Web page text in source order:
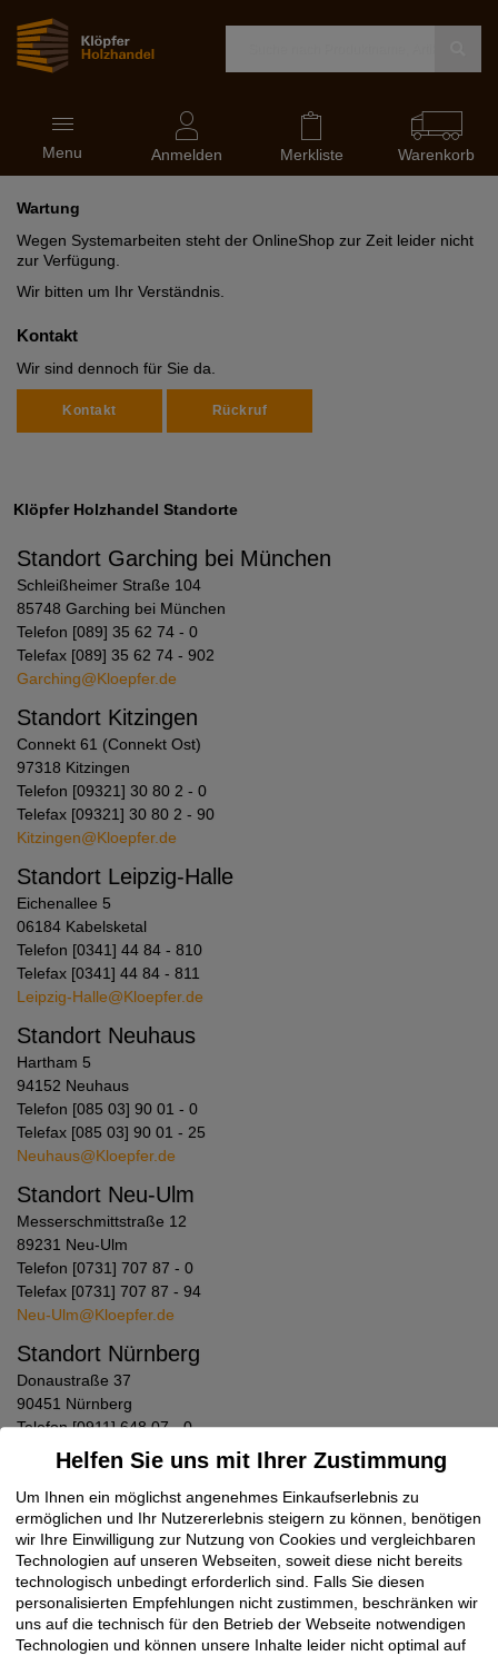
Navigation
ein-
und
Menu Anmelden Merkliste Warenkorb
Wartung
Wegen Systemarbeiten steht der OnlineShop zur Zeit leider nicht
zur Verfügung.
Wir bitten um Ihr Verständnis.
Kontakt
Wir sind dennoch für Sie da.
Kontakt Rückruf
Klöpfer Holzhandel Standorte
Standort Garching bei München
Schleißheimer Straße 104
85748 Garching bei München
Telefon [089] 35 62 74 - 0
Telefax [089] 35 62 74 - 902
Garching@Kloepfer.de
Standort Kitzingen
Connekt 61 (Connekt Ost)
97318 Kitzingen
Telefon [09321] 30 80 2 - 0
Telefax [09321] 30 80 2 - 90
Kitzingen@Kloepfer.de
Standort Leipzig-Halle
Eichenallee 5
06184 Kabelsketal
Telefon [0341] 44 84 - 810
Telefax [0341] 44 84 - 811
Leipzig-Halle@Kloepfer.de
Standort Neuhaus
Hartham 5
94152 Neuhaus
Telefon [085 03] 90 01 - 0
Telefax [085 03] 90 01 - 25
Neuhaus@Kloepfer.de
Standort Neu-Ulm
Messerschmittstraße 12
89231 Neu-Ulm
Telefon [0731] 707 87 - 0
Telefax [0731] 707 87 - 94
Neu-Ulm@Kloepfer.de
Standort Nürnberg
Donaustraße 37
90451 Nürnberg
Telefon [0911] 648 07 - 0
Telefax [0911] 648 07 - 90
Nuernberg@Kloepfer.de
Standort Rosenheim
Am Oberfeld 1
83026 Rosenheim
Telefon [08031] 391 44 - 0
Telefax [08031] 391 44 - 90
Rosenheim@Kloepfer.de
Helfen Sie uns mit Ihrer Zustimmung
Um Ihnen ein möglichst angenehmes Einkaufserlebnis zu
ermöglichen und Ihr Nutzererlebnis steigern zu können, benötigen
wir Ihre Einwilligung zur Nutzung von Cookies und vergleichbaren
Technologien auf unseren Webseiten, soweit diese nicht bereits
technologisch unbedingt erforderlich sind. Falls Sie diesen
personalisierten Empfehlungen nicht zustimmen, beschränken wir
uns auf die technisch für den Betrieb der Webseite notwendigen
Technologien und können unsere Inhalte leider nicht optimal auf